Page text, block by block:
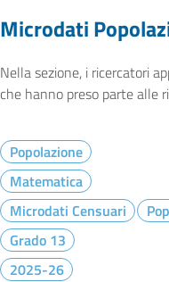
Microdati
Nella sezione, i ricercatori
che hanno preso parte alle
Popolazione
Matematica
Microdati Censuari
Grado 13
2025-26